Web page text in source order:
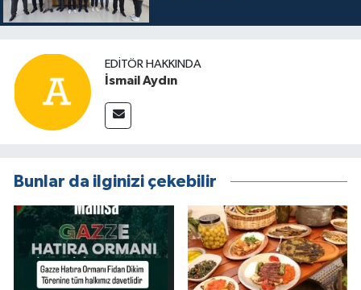
EDITÖR HAKKINDA
İsmail Aydın
Bunlar da ilginizi çekebilir